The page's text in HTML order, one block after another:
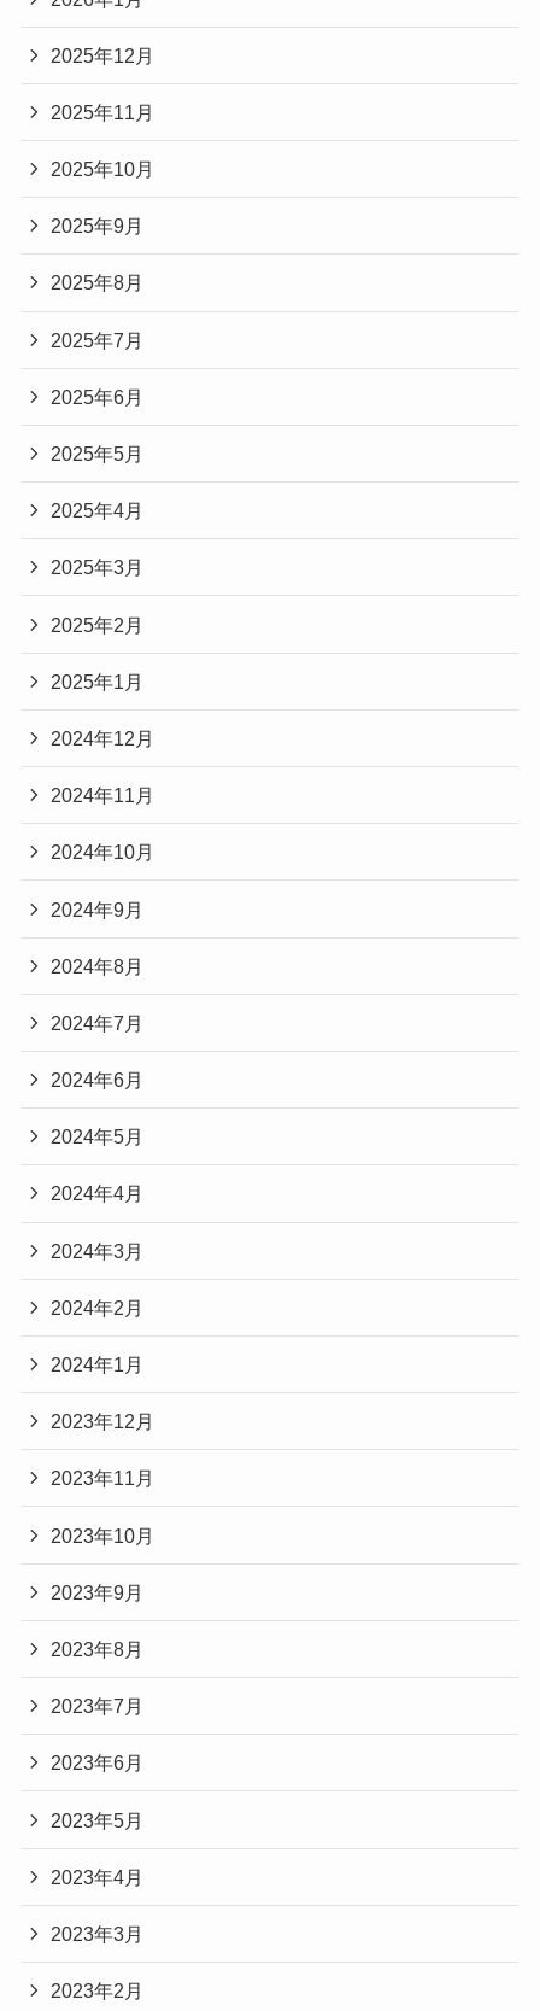
2025年12月
2025年11月
2025年10月
2025年9月
2025年8月
2025年7月
2025年6月
2025年5月
2025年4月
2025年3月
2025年2月
2025年1月
2024年12月
2024年11月
2024年10月
2024年9月
2024年8月
2024年7月
2024年6月
2024年5月
2024年4月
2024年3月
2024年2月
2024年1月
2023年12月
2023年11月
2023年10月
2023年9月
2023年8月
2023年7月
2023年6月
2023年5月
2023年4月
2023年3月
2023年2月